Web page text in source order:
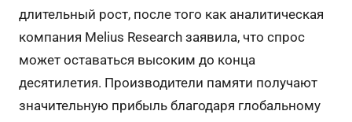
длительный рост, после того как аналитическая
компания Melius Research заявила, что спрос
может оставаться высоким до конца
десятилетия. Производители памяти получают
значительную прибыль благодаря глобальному